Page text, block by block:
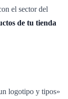
el sector del
de tu tienda
logotipo y tipos»